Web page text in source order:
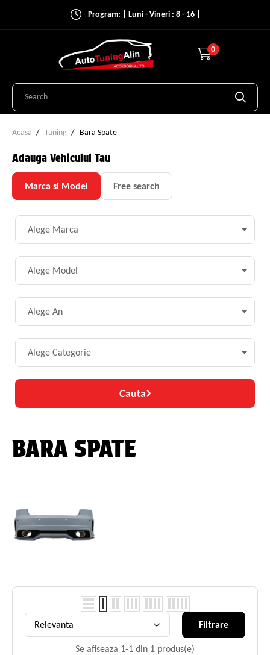
Program: | Luni - Vineri : 8 - 16 |
0
Acasa Tuning Bara Spate
Adauga Vehiculul Tau
Marca si Model Free search
Alege Marca
Alege Model
Alege An
Alege Categorie
Cauta
BARA SPATE
Relevanta Filtrare
Se afiseaza 1-1 din 1 produs(e)